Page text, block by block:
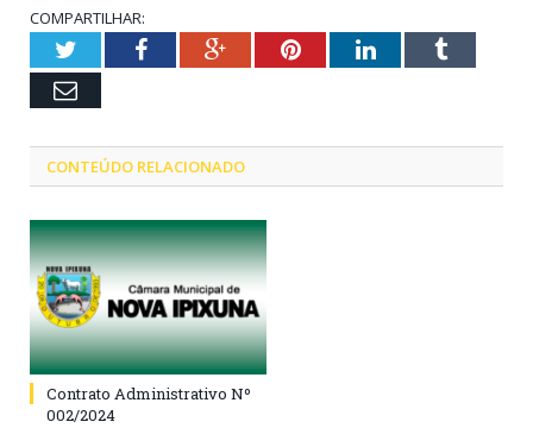
COMPARTILHAR:
TwitterFacebookGoogle+PinterestLinkedInTumblr
Email
CONTEÚDO RELACIONADO
Contrato Administrativo Nº
002/2024